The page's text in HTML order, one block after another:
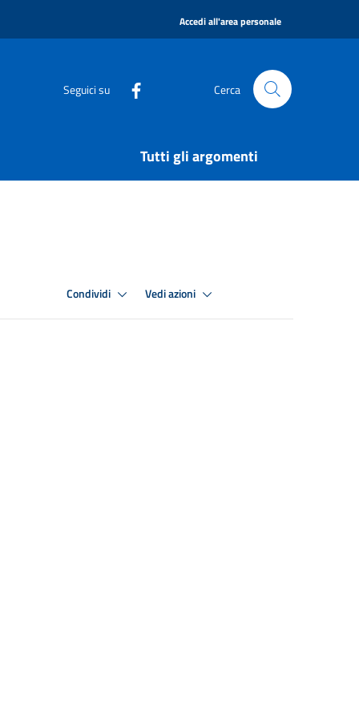
Accedi all'area personale
Seguici su Cerca
Tutti gli argomenti
Condividi Vedi azioni